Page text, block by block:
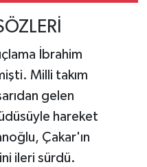
İbrahim
Milli takım
gelen
hareket
Çakar'ın
ileri sürdü.